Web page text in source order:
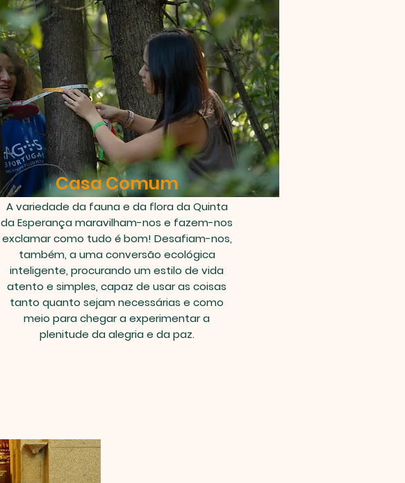
Casa Comum
A variedade da fauna e da flora da Quinta
da Esperança maravilham-nos e fazem-nos
exclamar como tudo é bom! Desafiam-nos,
também, a uma conversão ecológica
inteligente, procurando um estilo de vida
atento e simples, capaz de usar as coisas
tanto quanto sejam necessárias e como
meio para chegar a experimentar a
plenitude da alegria e da paz.